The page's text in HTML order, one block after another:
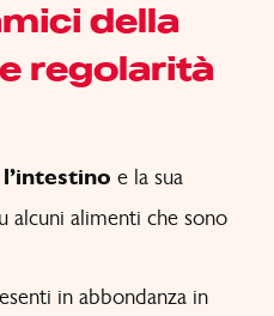
della
regolarità
l’intestino e la sua
alcuni alimenti che sono
in abbondanza in